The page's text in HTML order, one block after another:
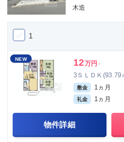
木造
1
NEW 12万円 -
3ＳＬＤＫ(93.79
敷金 1ヵ月
礼金 1ヵ月
物件詳細